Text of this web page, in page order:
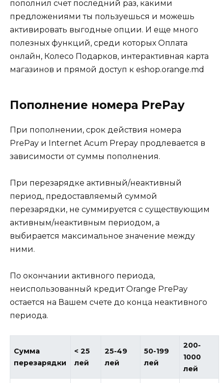
пополнил счет последний раз, какими
предложениями ты пользуешься и можешь
активировать выгодные опции. И еще много
полезных функций, среди которых Оплата
онлайн, Колесо Подарков, интерактивная карта
магазинов и прямой доступ к eshop.orange.md
Пополнение номера PrePay
При пополнении, срок действия номера
PrePay и Internet Acum Prepay продлевается в
зависимости от суммы пополнения.
При перезарядке активный/неактивный
период, предоставляемый суммой
перезарядки, не суммируется с существующим
активным/неактивным периодом, а
выбирается максимальное значение между
ними.
По окончании активного периода,
неиспользованный кредит Orange РгеРау
остается на Вашем счете до конца неактивного
периода.
Сумма
перезарядки
< 25
лей
25-49
лей
50-199
лей
200-
1000
лей